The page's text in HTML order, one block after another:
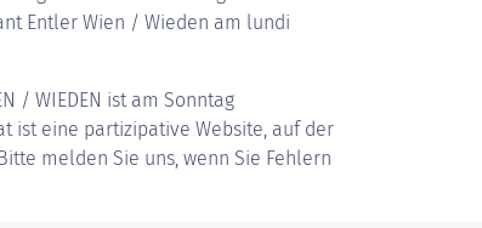
Entler Wien / Wieden am lundi
/ WIEDEN ist am Sonntag
ist eine partizipative Website, auf der
melden Sie uns, wenn Sie Fehlern